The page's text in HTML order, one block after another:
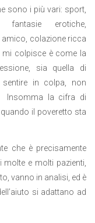
sono i più vari: sport,
erotiche,
amico, colazione ricca
colpisce è come la
sia quella di
in colpa, non
Insomma la cifra di
quando il poveretto sta
che è precisamente
e molti pazienti,
vanno in analisi, ed è
si adattano ad